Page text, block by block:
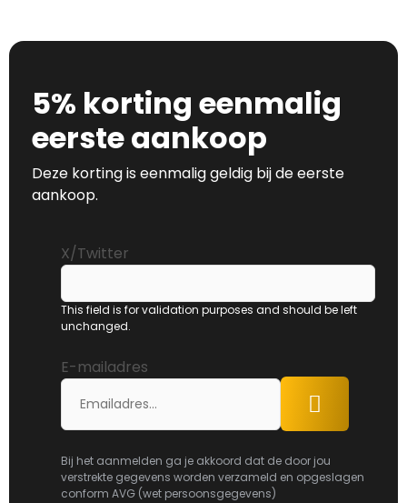
5% korting eenmalig
eerste aankoop
Deze korting is eenmalig geldig bij de eerste
aankoop.
X/Twitter
This field is for validation purposes and should be left
unchanged.
E-mailadres
Aanmelden
Bij het aanmelden ga je akkoord dat de door jou
verstrekte gegevens worden verzameld en opgeslagen
conform AVG (wet persoonsgegevens)